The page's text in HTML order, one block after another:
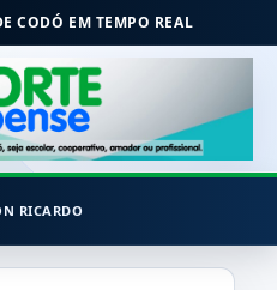
CODÓ EM TEMPO REAL
RICARDO